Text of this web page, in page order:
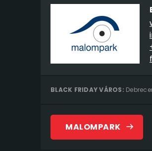
BLACK FRIDAY VÁROS:
MALOMPARK